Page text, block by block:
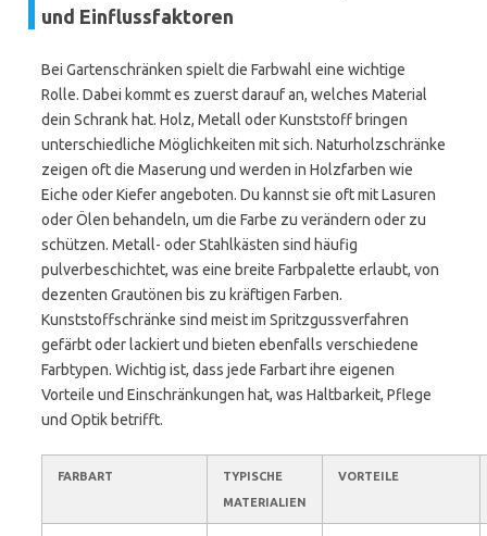
und Einflussfaktoren
Bei Gartenschränken spielt die Farbwahl eine wichtige
Rolle. Dabei kommt es zuerst darauf an, welches Material
dein Schrank hat. Holz, Metall oder Kunststoff bringen
unterschiedliche Möglichkeiten mit sich. Naturholzschränke
zeigen oft die Maserung und werden in Holzfarben wie
Eiche oder Kiefer angeboten. Du kannst sie oft mit Lasuren
oder Ölen behandeln, um die Farbe zu verändern oder zu
schützen. Metall- oder Stahlkästen sind häufig
pulverbeschichtet, was eine breite Farbpalette erlaubt, von
dezenten Grautönen bis zu kräftigen Farben.
Kunststoffschränke sind meist im Spritzgussverfahren
gefärbt oder lackiert und bieten ebenfalls verschiedene
Farbtypen. Wichtig ist, dass jede Farbart ihre eigenen
Vorteile und Einschränkungen hat, was Haltbarkeit, Pflege
und Optik betrifft.
FARBART
TYPISCHE
MATERIALIEN
VORTEILE